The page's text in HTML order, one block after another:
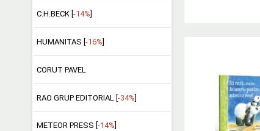
C.H.BECK [ -14%
HUMANITAS [ -16%
CORUT PAVEL
RAO GRUP EDITORIAL [-34%]
METEOR PRESS [ -14%